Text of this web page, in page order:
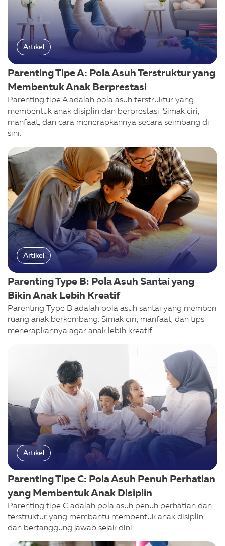
Artikel
Parenting Tipe A: Pola Asuh Terstruktur yang
Membentuk Anak Berprestasi
Parenting tipe A adalah pola asuh terstruktur yang
membentuk anak disiplin dan berprestasi. Simak ciri,
manfaat, dan cara menerapkannya secara seimbang di
sini.
Artikel
Parenting Type B: Pola Asuh Santai yang
Bikin Anak Lebih Kreatif
Parenting Type B adalah pola asuh santai yang memberi
ruang anak berkembang. Simak ciri, manfaat, dan tips
menerapkannya agar anak lebih kreatif.
Artikel
Parenting Tipe C: Pola Asuh Penuh Perhatian
yang Membentuk Anak Disiplin
Parenting tipe C adalah pola asuh penuh perhatian dan
terstruktur yang membantu membentuk anak disiplin
dan bertanggung jawab sejak dini.